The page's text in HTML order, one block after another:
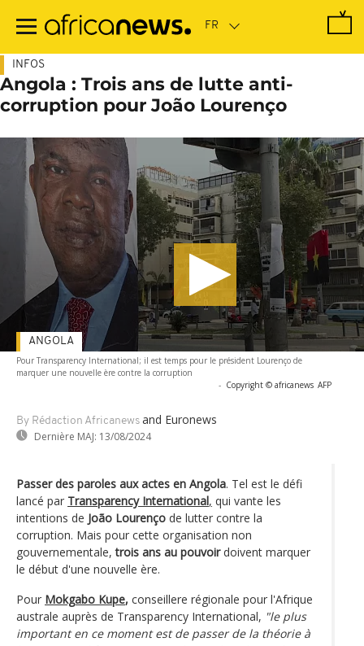
contenu
INFOS
Angola : Trois ans de lutte anti-
corruption pour João Lourenço
Pour Transparency International; il est temps pour le président Lourenço de
marquer une nouvelle ère contre la corruption
- Copyright © africanews AFP
By Rédaction Africanews and Euronews
Dernière MAJ: 13/08/2024
ANGOLA
Passer des paroles aux actes en Angola. Tel est le défi
lancé par Transparency International, qui vante les
intentions de João Lourenço de lutter contre la
corruption. Mais pour cette organisation non
gouvernementale,trois ans au pouvoirdoivent marquer
le début d'une nouvelle ère.
Pour Mokgabo Kupe, conseillere régionale pour l'Afrique
australe auprès de Transparency International, "le plus
important en ce moment est de passer de la théorie à